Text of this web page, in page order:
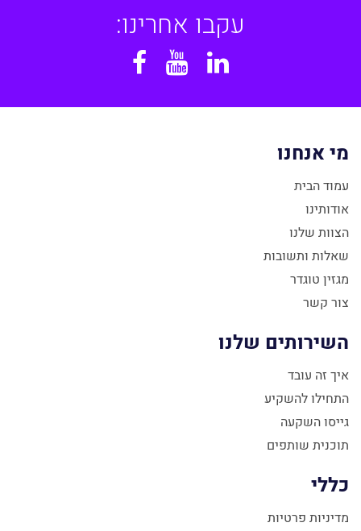
עקבו אחרינו:
Linkedin
YouTube
מי אנחנו
עמוד הבית
אודותינו
הצוות שלנו
שאלות ותשובות
מגזין טוגדר
צור קשר
השירותים שלנו
איך זה עובד
התחילו להשקיע
גייסו השקעה
תוכנית שותפים
כללי
מדיניות פרטיות